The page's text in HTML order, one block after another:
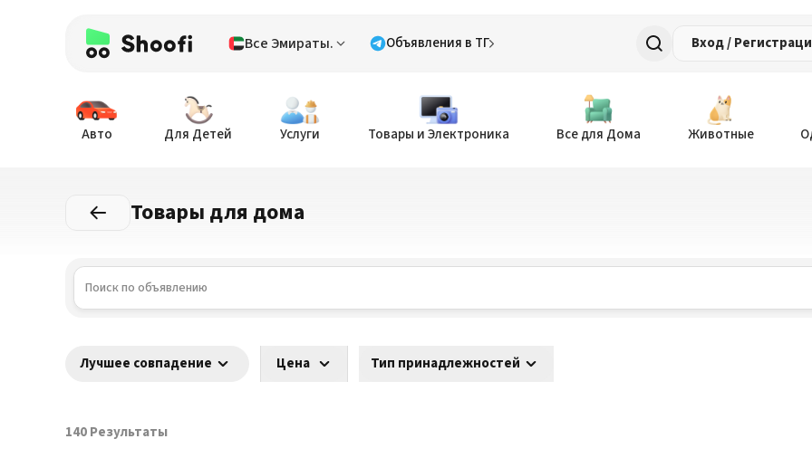
Все Эмираты. Объявления в ТГ Вход /
Авто Для Детей Услуги Товары и Электроника Все для Дома Животные
Товары для дома
Лучшее совпадение Цена Тип принадлежностей
140Результаты